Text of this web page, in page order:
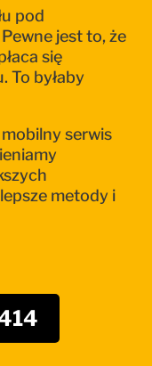
pod
jest to, że
się
To byłaby
serwis
metody i